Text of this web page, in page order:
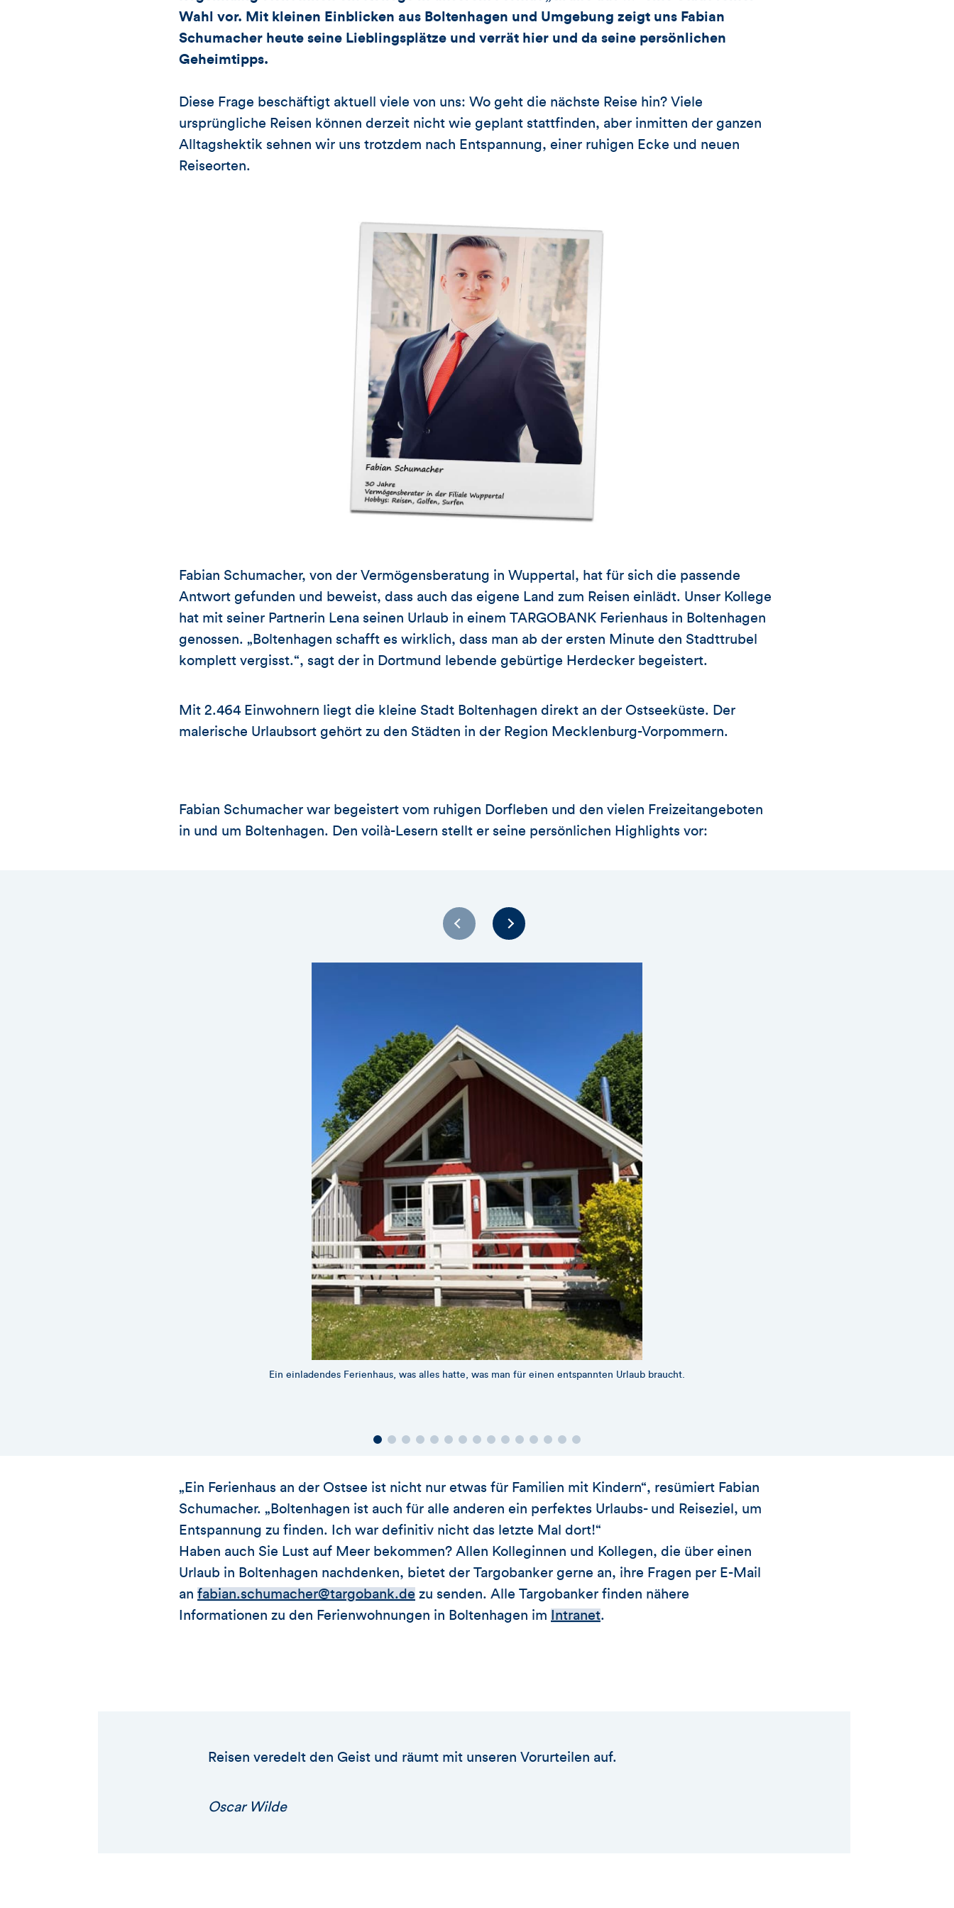
und
dieses
Wahl vor. Mit kleinen Einblicken aus Boltenhagen und Umgebung zeigt uns Fabian
Schumacher heute seine Lieblingsplätze und verrät hier und da seine persönlichen
Geheimtipps.
Diese Frage beschäftigt aktuell viele von uns: Wo geht die nächste Reise hin? Viele
ursprüngliche Reisen können derzeit nicht wie geplant stattfinden, aber inmitten der ganzen
Alltagshektik sehnen wir uns trotzdem nach Entspannung, einer ruhigen Ecke und neuen
Reiseorten.
Fabian Schumacher, von der Vermögensberatung in Wuppertal, hat für sich die passende
Antwort gefunden und beweist, dass auch das eigene Land zum Reisen einlädt. Unser Kollege
hat mit seiner Partnerin Lena seinen Urlaub in einem TARGOBANK Ferienhaus in Boltenhagen
genossen. „Boltenhagen schafft es wirklich, dass man ab der ersten Minute den Stadttrubel
komplett vergisst.“, sagt der in Dortmund lebende gebürtige Herdecker begeistert.
Mit 2.464 Einwohnern liegt die kleine Stadt Boltenhagen direkt an der Ostseeküste. Der
malerische Urlaubsort gehört zu den Städten in der Region Mecklenburg-Vorpommern.
Fabian Schumacher war begeistert vom ruhigen Dorfleben und den vielen Freizeitangeboten
in und um Boltenhagen. Den voilà-Lesern stellt er seine persönlichen Highlights vor:
Ein einladendes Ferienhaus, was alles hatte, was man für einen entspannten Urlaub braucht.
„Ein Ferienhaus an der Ostsee ist nicht nur etwas für Familien mit Kindern“, resümiert Fabian
Schumacher. „Boltenhagen ist auch für alle anderen ein perfektes Urlaubs- und Reiseziel, um
Entspannung zu finden. Ich war definitiv nicht das letzte Mal dort!“
Haben auch Sie Lust auf Meer bekommen? Allen Kolleginnen und Kollegen, die über einen
Urlaub in Boltenhagen nachdenken, bietet der Targobanker gerne an, ihre Fragen per E-Mail
an fabian.schumacher@targobank.de zu senden. Alle Targobanker finden nähere
Informationen zu den Ferienwohnungen in Boltenhagen im
Intranet.
Reisen veredelt den Geist und räumt mit unseren Vorurteilen auf.
Oscar Wilde